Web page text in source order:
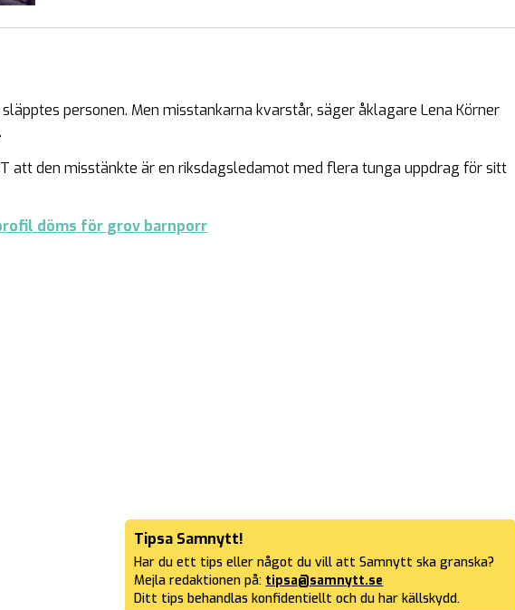
personen. Men misstankarna kvarstår, säger åklagare Lena Körner
att den misstänkte är en riksdagsledamot med flera tunga uppdrag för sitt
döms för grov barnporr
Tipsa Samnytt!
Har du ett tips eller något du vill att Samnytt ska granska?
Mejla redaktionen på: tipsa@samnytt.se
Ditt tips behandlas konfidentiellt och du har källskydd.